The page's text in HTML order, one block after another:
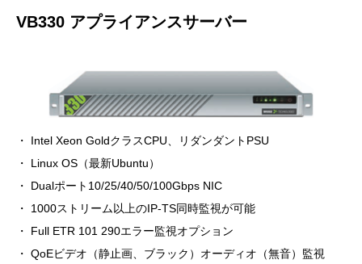
VB330 アプライアンスサーバー
・ Intel Xeon GoldクラスCPU、リダンダントPSU
・ Linux OS（最新Ubuntu）
・ Dualポート10/25/40/50/100Gbps NIC
・ 1000ストリーム以上のIP-TS同時監視が可能
・ Full ETR 101 290エラー監視オプション
・ QoEビデオ（静止画、ブラック）オーディオ（無音）監視